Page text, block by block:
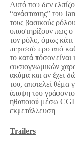
Αυτό που δεν
“ανάστασης” του
τους βασικούς
υποστηρίζουν πως ο
τον ρόλο, όμως κάτι
περισσότερο από
το κατά πόσον
φυσιογνωμικών
ακόμα και αν έχει
του, αποτελεί θέμα
άποψη του
ηθοποιού μέσω CGI
εκμετάλλευση.
Trailers